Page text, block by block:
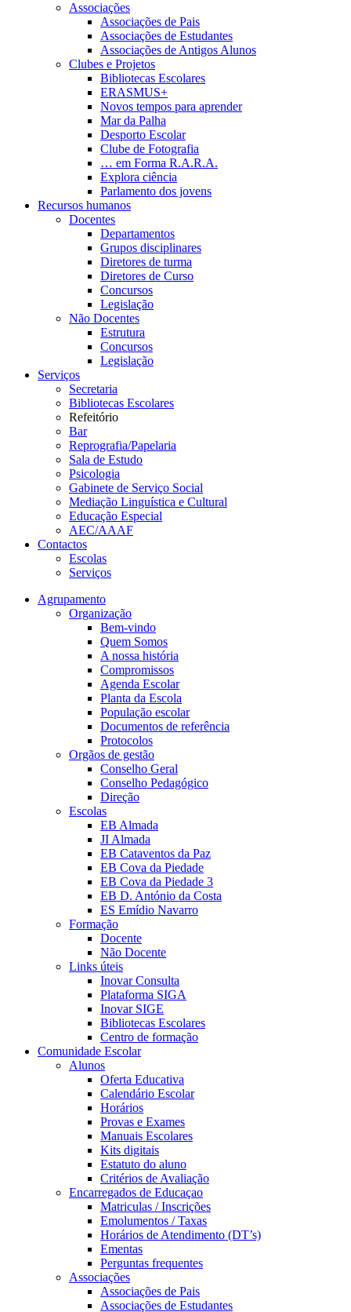
Associações
Associações de Pais
Associações de Estudantes
Associações de Antigos Alunos
Clubes e Projetos
Bibliotecas Escolares
ERASMUS+
Novos tempos para aprender
Mar da Palha
Desporto Escolar
Clube de Fotografia
… em Forma R.A.R.A.
Explora ciência
Parlamento dos jovens
Recursos humanos
Docentes
Departamentos
Grupos disciplinares
Diretores de turma
Diretores de Curso
Concursos
Legislação
Não Docentes
Estrutura
Concursos
Legislação
Serviços
Secretaria
Bibliotecas Escolares
Refeitório
Bar
Reprografia/Papelaria
Sala de Estudo
Psicologia
Gabinete de Serviço Social
Mediação Linguística e Cultural
Educação Especial
AEC/AAAF
Contactos
Escolas
Serviços
Agrupamento
Organização
Bem-vindo
Quem Somos
A nossa história
Compromissos
Agenda Escolar
Planta da Escola
População escolar
Documentos de referência
Protocolos
Orgãos de gestão
Conselho Geral
Conselho Pedagógico
Direção
Escolas
EB Almada
JI Almada
EB Cataventos da Paz
EB Cova da Piedade
EB Cova da Piedade 3
EB D. António da Costa
ES Emídio Navarro
Formação
Docente
Não Docente
Links úteis
Inovar Consulta
Plataforma SIGA
Inovar SIGE
Bibliotecas Escolares
Centro de formação
Comunidade Escolar
Alunos
Oferta Educativa
Calendário Escolar
Horários
Provas e Exames
Manuais Escolares
Kits digitais
Estatuto do aluno
Critérios de Avaliação
Encarregados de Educaçao
Matriculas / Inscrições
Emolumentos / Taxas
Horários de Atendimento (DT’s)
Ementas
Perguntas frequentes
Associações
Associações de Pais
Associações de Estudantes